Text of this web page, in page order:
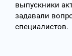
выпускники
задавали
специалистов.